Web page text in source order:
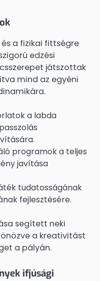
a fizikai fittségre
edzési
játszottak
mind az egyéni
a labda
programok a teljes
javítása
tudatosságának
fejlesztésére.
segített neki
a kreativitást
a pályán.
ifjúsági